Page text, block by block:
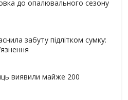
до опалювального сезону
забуту підлітком сумку:
виявили майже 200